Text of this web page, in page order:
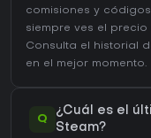
comisiones y
siempre ves el
Consulta el
historial
en el mejor momento.
Q
¿Cuál es el
Steam?